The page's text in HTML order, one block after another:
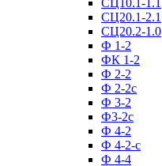
СЦ20.1-2.1
СЦ20.2-1.0
Ф 1-2
ФК 1-2
Ф 2-2
Ф 2-2с
Ф 3-2
Ф3-2с
Ф 4-2
Ф 4-2-с
Ф 4-4